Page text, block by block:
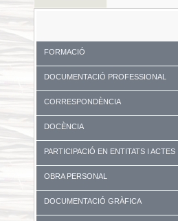
FORMACIÓ
DOCUMENTACIÓ PROFESSIONAL
CORRESPONDÈNCIA
DOCÈNCIA
PARTICIPACIÓ EN ENTITATS I ACTES
DIVERSOS
OBRA PERSONAL
DOCUMENTACIÓ GRÀFICA